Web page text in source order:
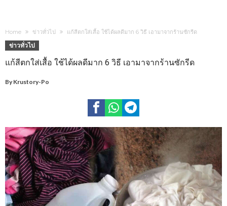
Home ข่าวทั่วไป แก้สีตกใส่เสื้อ ใช้ได้ผลดีมาก 6 วิธี เอามาจากร้านซักรีด
ข่าวทั่วไป
แก้สีตกใส่เสื้อ ใช้ได้ผลดีมาก 6 วิธี เอามาจากร้านซักรีด
By Krustory-Po